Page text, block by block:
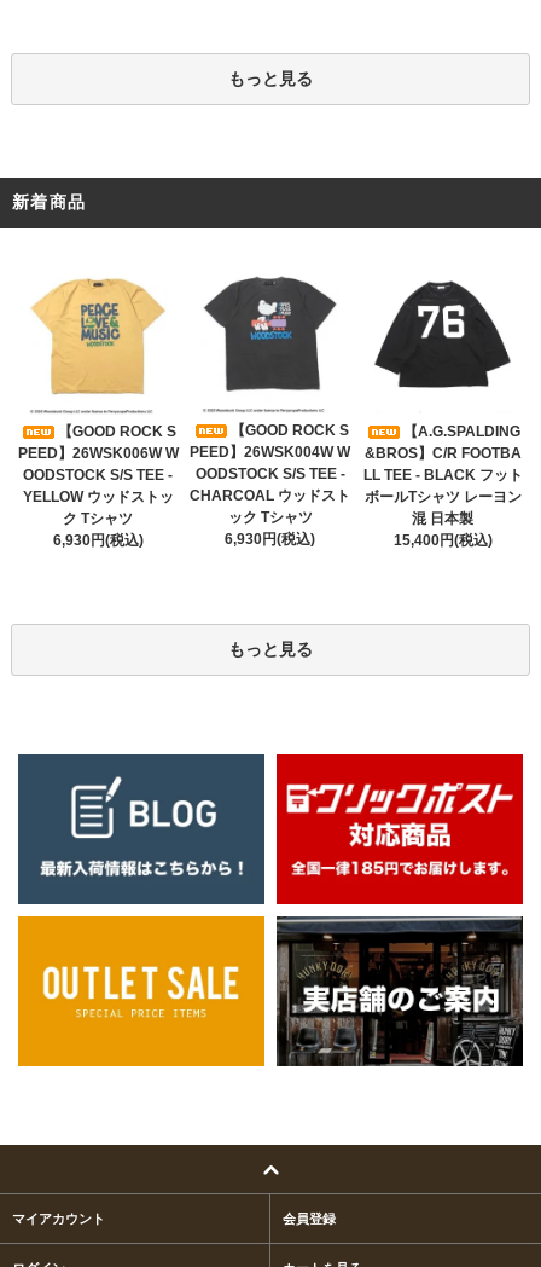
もっと見る
新着商品
【GOOD ROCK S
PEED】26WSK006W W
OODSTOCK S/S TEE -
YELLOW ウッドストッ
ク Tシャツ
6,930円(税込)
【GOOD ROCK S
PEED】26WSK004W W
OODSTOCK S/S TEE -
CHARCOAL ウッドスト
ック Tシャツ
6,930円(税込)
【A.G.SPALDING
&BROS】C/R FOOTBA
LL TEE - BLACK フット
ボールTシャツ レーヨン
混 日本製
15,400円(税込)
もっと見る
マイアカウント 会員登録